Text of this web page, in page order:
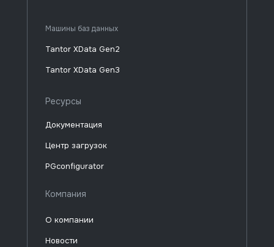
Машины баз данных
Ресурсы
Компания
Tantor XData Gen3
Tantor XData Gen2
Центр загрузок
PGconfigurator
О компании
Новости
Документация